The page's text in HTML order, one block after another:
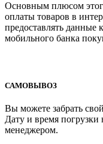
Основным плюсом
оплаты товаров в
предоставлять данные
мобильного банка
САМОВЫВОЗ
Вы можете забрать
Дату и время погрузки
менеджером.